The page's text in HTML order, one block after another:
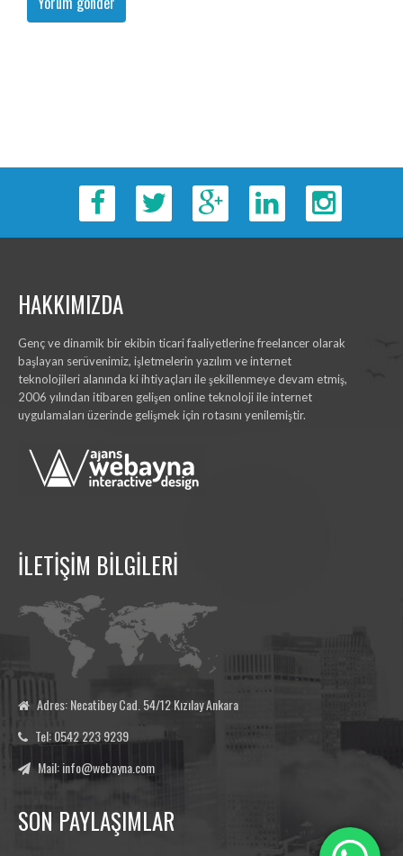
HAKKIMIZDA
Genç ve dinamik bir ekibin ticari faaliyetlerine freelancer olarak
başlayan serüvenimiz, işletmelerin yazılım ve internet
teknolojileri alanında ki ihtiyaçları ile şekillenmeye devam etmiş,
2006 yılından itibaren gelişen online teknoloji ile internet
uygulamaları üzerinde gelişmek için rotasını yenilemiştir.
İLETİŞİM BİLGİLERİ
Adres: Necatibey Cad. 54/12 Kızılay Ankara
Tel: 0542 223 9239
Mail: info@webayna.com
SON PAYLAŞIMLAR